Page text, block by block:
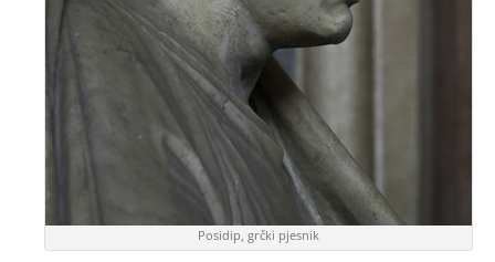
Posidip, grčki pjesnik